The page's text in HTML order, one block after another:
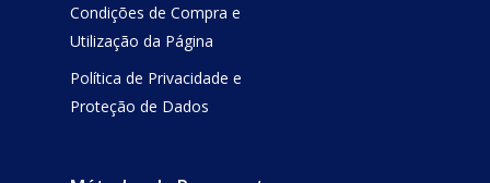
Condições de Compra e
Utilização da Página
Política de Privacidade e
Proteção de Dados